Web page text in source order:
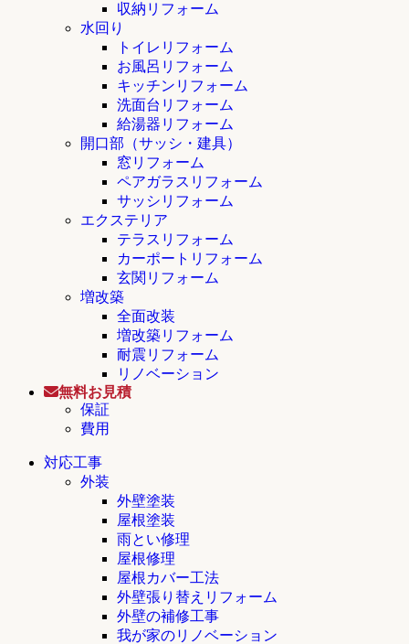
収納リフォーム
水回り
トイレリフォーム
お風呂リフォーム
キッチンリフォーム
洗面台リフォーム
給湯器リフォーム
開口部（サッシ・建具）
窓リフォーム
ペアガラスリフォーム
サッシリフォーム
エクステリア
テラスリフォーム
カーポートリフォーム
玄関リフォーム
増改築
全面改装
増改築リフォーム
耐震リフォーム
リノベーション
無料お見積
保証
費用
対応工事
外装
外壁塗装
屋根塗装
雨とい修理
屋根修理
屋根カバー工法
外壁張り替えリフォーム
外壁の補修工事
我が家のリノベーション